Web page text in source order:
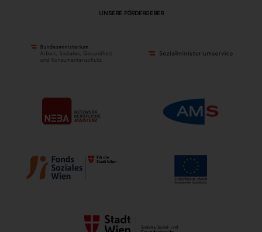
UNSERE FÖRDERGEBER